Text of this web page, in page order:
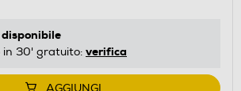
disponibile
in 30' gratuito: verifica
AGGIUNGI